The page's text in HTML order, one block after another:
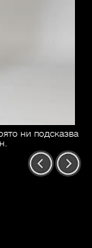
ни подсказва